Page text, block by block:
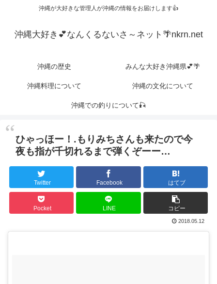
沖縄が大好きな管理人が沖縄の情報をお届けします👍
沖縄大好き💕なんくるないさ～ネット🌴nkrn.net
沖縄の歴史 みんな大好き沖縄県💕🌴
沖縄料理について 沖縄の文化について
沖縄での釣りについて🎣
ひゃっほー！.もりみちさんも来たので今
夜も指が千切れるまで弾くぞーー…
Twitter Facebook はてブ
Pocket LINE コピー
2018.05.12